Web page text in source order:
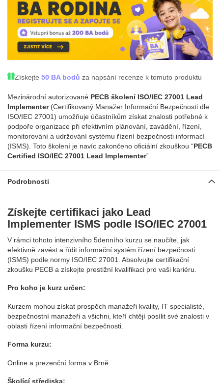
Získejte 50 BA bodů za napsání recenze k tomuto produktu
Mezinárodní autorizované PECB školení ISO/IEC 27001 Lead
Implementer(Certifikovaný Manažer Informační Bezpečnosti dle
ISO/IEC 27001) umožňuje účastníkům získat znalosti potřebné k
podpoře organizace při efektivním plánování, zavádění, řízení,
monitorování a udržování systému řízení bezpečnosti informací
(ISMS). Toto školení je navíc zakončeno oficiální zkouškou “PECB
Certified ISO/IEC 27001 Lead Implementer”.
Podrobnosti
Získejte certifikaci jako Lead
Implementer ISMS podle ISO/IEC 27001
V rámci tohoto intenzivního 5denního kurzu se naučíte, jak
efektivně zavést a řídit informační systém řízení bezpečnosti
(ISMS) podle normy ISO/IEC 27001. Absolvujte certifikační
zkoušku PECB a získejte prestižní kvalifikaci pro vaši kariéru.
Pro koho je kurz určen:
Kurzem mohou získat prospěch manažeři kvality, IT specialisté,
bezpečnostní manažeři a všichni, kteří chtějí posílit své znalosti v
oblasti řízení informační bezpečnosti.
Forma kurzu:
Online a prezenční forma v Brně.
Školící střediska: